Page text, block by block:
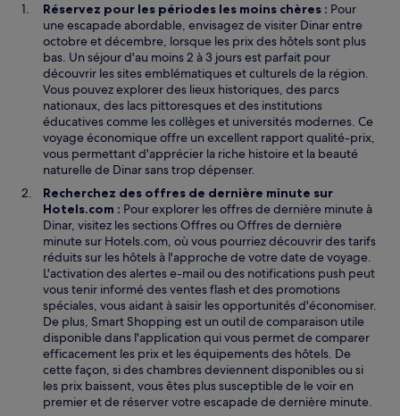
Réservez pour les périodes les moins chères : Pour
une escapade abordable, envisagez de visiter Dinar entre
octobre et décembre, lorsque les prix des hôtels sont plus
bas. Un séjour d'au moins 2 à 3 jours est parfait pour
découvrir les sites emblématiques et culturels de la région.
Vous pouvez explorer des lieux historiques, des parcs
nationaux, des lacs pittoresques et des institutions
éducatives comme les collèges et universités modernes. Ce
voyage économique offre un excellent rapport qualité-prix,
vous permettant d'apprécier la riche histoire et la beauté
naturelle de Dinar sans trop dépenser.
Recherchez des offres de dernière minute sur
Hotels.com : Pour explorer les offres de dernière minute à
Dinar, visitez les sections Offres ou Offres de dernière
minute sur Hotels.com, où vous pourriez découvrir des tarifs
réduits sur les hôtels à l'approche de votre date de voyage.
L'activation des alertes e-mail ou des notifications push peut
vous tenir informé des ventes flash et des promotions
spéciales, vous aidant à saisir les opportunités d'économiser.
De plus, Smart Shopping est un outil de comparaison utile
disponible dans l'application qui vous permet de comparer
efficacement les prix et les équipements des hôtels. De
cette façon, si des chambres deviennent disponibles ou si
les prix baissent, vous êtes plus susceptible de le voir en
premier et de réserver votre escapade de dernière minute.